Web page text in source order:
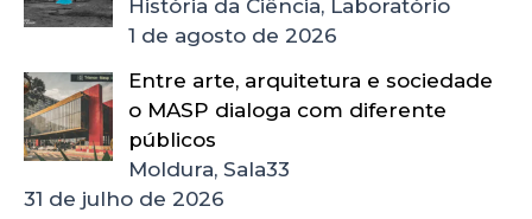
História da Ciência, Laboratório
1 de agosto de 2026
Entre arte, arquitetura e sociedade
o MASP dialoga com diferente
públicos
Moldura, Sala33
31 de julho de 2026